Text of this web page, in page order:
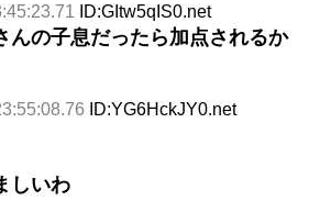
ID:GItw5qIS0.net
んの子息だったら加点されるか
ID:YG6HckJY0.net
しいわ